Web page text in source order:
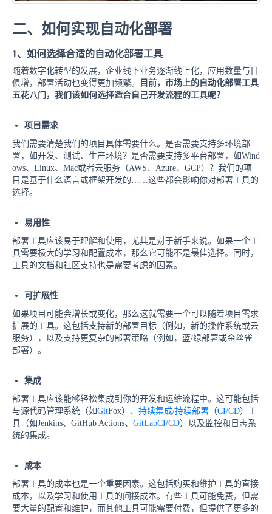
二、如何实现自动化部署
1、如何选择合适的自动化部署工具
随着数字化转型的发展，企业线下业务逐渐线上化，应用数量与日
俱增，部署活动也变得更加频繁。
目前，市场上的自动化部署工具
五花八门，我们该如何选择适合自己开发流程的工具呢？
项目需求
我们需要清楚我们的项目具体需要什么。是否需要支持多环境部
署，如开发、测试、生产环境？是否需要支持多平台部署，如Wind
ows、Linux、Mac或者云服务（AWS、Azure、GCP）？我们的项
目是基于什么语言或框架开发的……这些都会影响你对部署工具的
选择。
易用性
部署工具应该易于理解和使用，尤其是对于新手来说。如果一个工
具需要极大的学习和配置成本，那么它可能不是最佳选择。同时，
工具的文档和社区支持也是需要考虑的因素。
可扩展性
如果项目可能会增长或变化，那么这就需要一个可以随着项目需求
扩展的工具。这包括支持新的部署目标（例如，新的操作系统或云
服务），以及支持更复杂的部署策略（例如，蓝/绿部署或金丝雀
部署）。
集成
部署工具应该能够轻松集成到你的开发和运维流程中。这可能包括
与源代码管理系统（如GitFox）、 持续集成/持续部署 （CI/CD）工
具（如Jenkins、GitHub Actions、 GitLabCI/CD）以及监控和日志系
统的集成。
成本
部署工具的成本也是一个重要因素。这包括购买和维护工具的直接
成本，以及学习和使用工具的间接成本。有些工具可能免费，但需
要大量的配置和维护，而其他工具可能需要付费，但提供了更多的